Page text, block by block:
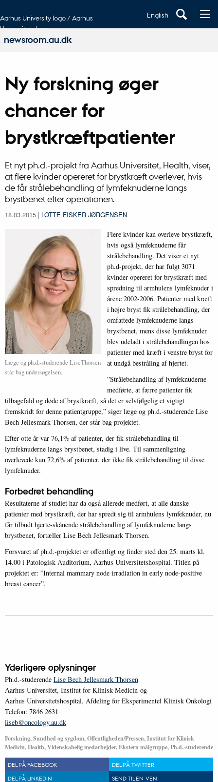
Aarhus University logo / Aarhus
Universitets logo
newsroom.au.dk
English
Ny forskning øger
chancer for
brystkræftpatienter
Et nyt ph.d.-projekt fra Aarhus Universitet, Health, viser,
at flere kvinder opereret for brystkræft overlever, hvis
de får strålebehandling af lymfeknuderne langs
brystbenet efter operationen.
18.03.2015 | LOTTE FISKER JØRGENSEN
Læge og ph.d.-studerende LiseThorsen
står bag undersøgelsen.
Flere kvinder kan overleve brystkræft,
hvis også lymfeknuderne får
strålebehandling. Det viser et nyt
ph.d-projekt, der har fulgt 3071
kvinder opereret for brystkræft med
spredning til armhulens lymfeknuder i
årene 2002-2006. Patienter med kræft
i højre bryst fik strålebehandling, der
omfattede lymfeknuderne langs
brystbenet, mens disse lymfeknuder
blev udeladt i strålebehandlingen hos
patienter med kræft i venstre bryst for
at undgå bestråling af hjertet.
”Strålebehandling af lymfeknuderne
medførte, at færre patienter fik
tilbagefald og døde af brystkræft, så det er selvfølgelig et vigtigt
fremskridt for denne patientgruppe,” siger læge og ph.d.-studerende Lise
Bech Jellesmark Thorsen, der står bag projektet.
Efter otte år var 76,1% af patienter, der fik strålebehandling til
lymfeknuderne langs brystbenet, stadig i live. Til sammenligning
overlevede kun 72,6% af patienter, der ikke fik strålebehandling til disse
lymfeknuder.
Forbedret behandling
Resultaterne af studiet har da også allerede medført, at alle danske
patienter med brystkræft, der har spredt sig til armhulens lymfeknuder, nu
får tilbudt hjerte-skånende strålebehandling af lymfeknuderne langs
brystbenet, fortæller Lise Bech Jellesmark Thorsen.
Forsvaret af ph.d.-projektet er offentligt og finder sted den 25. marts kl.
14.00 i Patologisk Auditorium, Aarhus Universitetshospital. Titlen på
projektet er: ”Internal mammary node irradiation in early node-positive
breast cancer”.
Yderligere oplysninger
Ph.d.-studerende Lise Bech Jellesmark Thorsen
Aarhus Universitet, Institut for Klinisk Medicin og
Aarhus Universitetshospital, Afdeling for Eksperimentel Klinisk Onkologi
Telefon: 7846 2631
liseb@oncology.au.dk
Forskning, Sundhed og sygdom, Offentligheden/Pressen, Institut for Klinisk
Medicin, Health, Videnskabelig medarbejder, Ekstern målgruppe, Ph.d.-studerende
DEL PÅ FACEBOOK
DEL PÅ TWITTER
DEL PÅ LINKEDIN
SEND TIL EN VEN